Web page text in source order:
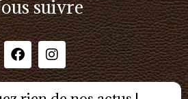
suivre